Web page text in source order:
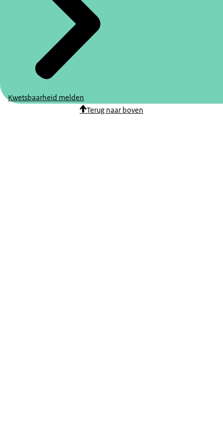
Kwetsbaarheid melden
Terug naar boven